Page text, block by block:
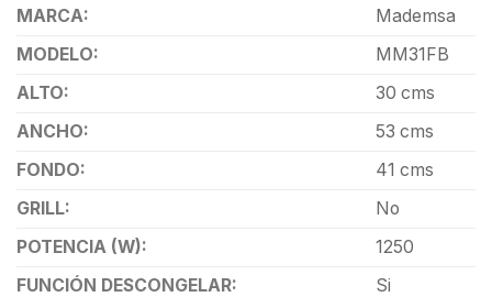
MARCA:
Mademsa
MODELO:
MM31FB
ALTO:
30 cms
ANCHO:
53 cms
FONDO:
41 cms
GRILL:
No
POTENCIA (W):
1250
FUNCIÓN DESCONGELAR:
Si